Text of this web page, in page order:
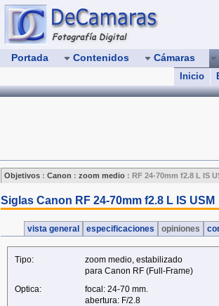
Portada Contenidos Cámaras
Inicio
Objetivos : Canon : zoom medio : RF 24-70mm f2.8 L IS
Siglas Canon RF 24-70mm f2.8 L IS USM
vista general especificaciones opiniones
Tipo:
zoom medio, estabilizado
para Canon RF (Full‑Frame)
Optica:
focal: 24-70 mm.
abertura: F/2.8